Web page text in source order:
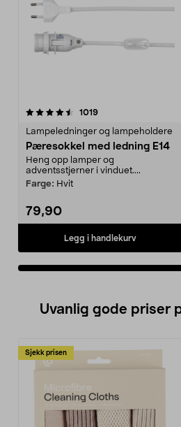
1019anmeldelser
Lampeledninger og lampeholdere
Pæresokkel med ledning E14
Heng opp lamper og
adventsstjerner i vinduet....
Farge: Hvit
79,90
Legg i handlekurv
4.5av 5 stjerner
Uvanlig gode priser
Sjekk prisen